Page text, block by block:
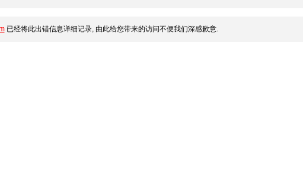
已经将此出错信息详细记录, 由此给您带来的访问不便我们深感歉意.